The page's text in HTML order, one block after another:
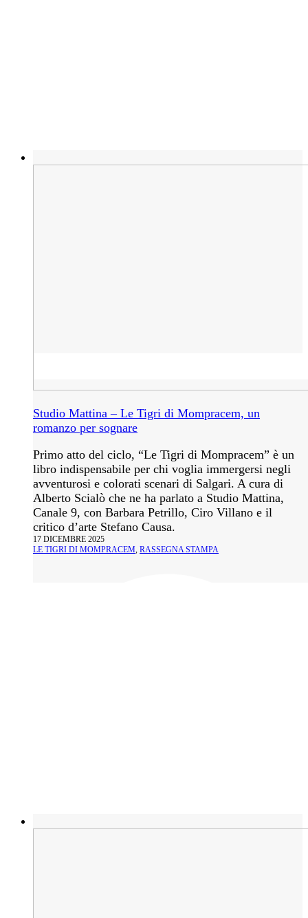
Studio Mattina – Le Tigri di Mompracem, un
romanzo per sognare
Primo atto del ciclo, “Le Tigri di Mompracem” è un
libro indispensabile per chi voglia immergersi negli
avventurosi e colorati scenari di Salgari. A cura di
Alberto Scialò che ne ha parlato a Studio Mattina,
Canale 9, con Barbara Petrillo, Ciro Villano e il
critico d’arte Stefano Causa.
17 DICEMBRE 2025
LE TIGRI DI MOMPRACEM, RASSEGNA STAMPA